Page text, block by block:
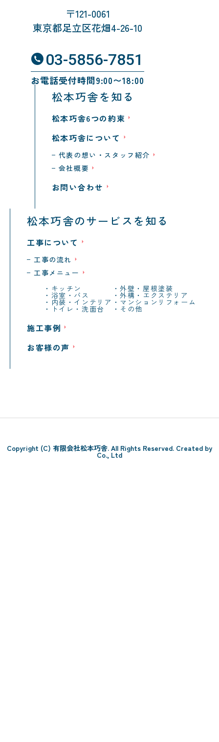
〒121-0061
東京都足立区花畑4-26-10
03-5856-7851
お電話受付時間9:00〜18:00
松本巧舎を知る
松本巧舎6つの約束
松本巧舎について
代表の想い・スタッフ紹介
会社概要
お問い合わせ
松本巧舎のサービスを知る
工事について
工事の流れ
工事メニュー
キッチン
外壁・屋根塗装
浴室・バス 外構・エクステリア
内装・インテリア マンションリフォーム
トイレ・洗面台 その他
施工事例
お客様の声
Copyright (C) 有限会社松本巧舎. All Rights Reserved. Created by
Co., Ltd